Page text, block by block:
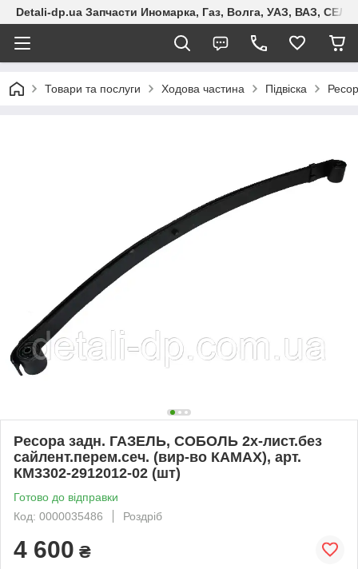
Detali-dp.ua Запчасти Иномарка, Газ, Волга, УАЗ, ВАЗ,
Товари та послуги Ходова частина Підвіска
Ресора задн. ГАЗЕЛЬ, СОБОЛЬ 2х-лист.без
сайлент.перем.сеч. (вир-во КАМАХ), арт.
КМ3302-2912012-02 (шт)
Готово до відправки
Код: 0000035486
Роздріб
4 600 ₴